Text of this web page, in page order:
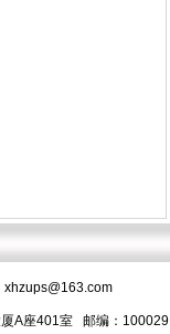
xhzups@163.com
A座401室 邮编：100029